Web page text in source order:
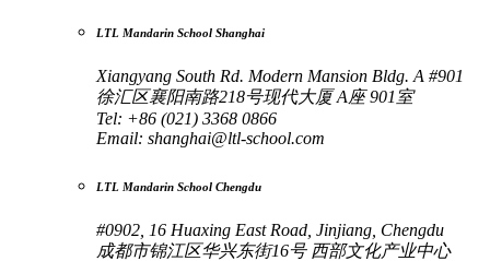
LTL Mandarin School Shanghai
Xiangyang South Rd. Modern Mansion Bldg. A #901
徐汇区襄阳南路218号现代大厦 A座 901室
Tel: +86 (021) 3368 0866
Email: shanghai@ltl-school.com
LTL Mandarin School Chengdu
#0902, 16 Huaxing East Road, Jinjiang, Chengdu
成都市锦江区华兴东街16号 西部文化产业中心